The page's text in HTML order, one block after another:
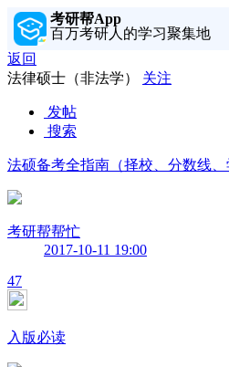
考研帮App
百万考研人的学习聚集地
返回
法律硕士（非法学）
关注
发帖
搜索
法硕备考全指南（择校、分数线、
考研帮帮忙
2017-10-11 19:00
47
入版必读